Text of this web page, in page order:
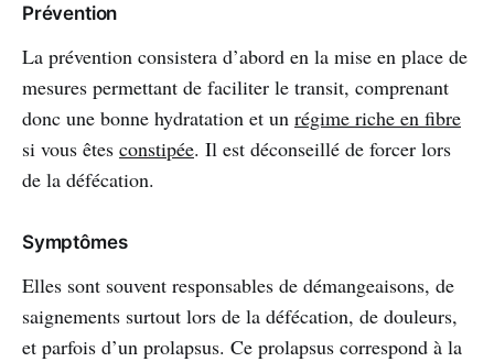
Prévention
La prévention consistera d’abord en la mise en place de
mesures permettant de faciliter le transit, comprenant
donc une bonne hydratation et un régime riche en fibre
si vous êtes constipée. Il est déconseillé de forcer lors
de la défécation.
Symptômes
Elles sont souvent responsables de démangeaisons, de
saignements surtout lors de la défécation, de douleurs,
et parfois d’un prolapsus. Ce prolapsus correspond à la